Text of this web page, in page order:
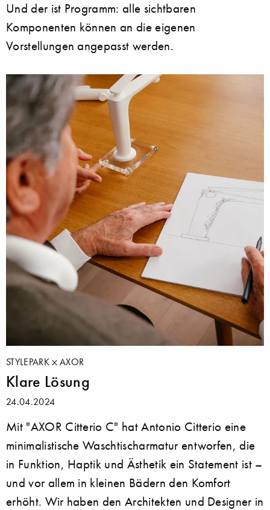
Und der ist Programm: alle sichtbaren
Komponenten können an die eigenen
Vorstellungen angepasst werden.
STYLEPARK AXOR
Klare Lösung
24.04.2024
Mit "AXOR Citterio C" hat Antonio Citterio eine
minimalistische Waschtischarmatur entworfen, die
in Funktion, Haptik und Ästhetik ein Statement ist –
und vor allem in kleinen Bädern den Komfort
erhöht. Wir haben den Architekten und Designer in